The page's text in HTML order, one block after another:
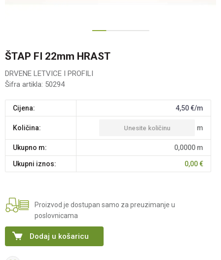
ŠTAP FI 22mm HRAST
DRVENE LETVICE I PROFILI
Šifra artikla: 50294
Cijena: 4,50€/m
Količina: m
Ukupno m: 0,0000 m
Ukupni iznos: 0,00€
Proizvod je dostupan samo za preuzimanje u
poslovnicama
Dodaj u košaricu